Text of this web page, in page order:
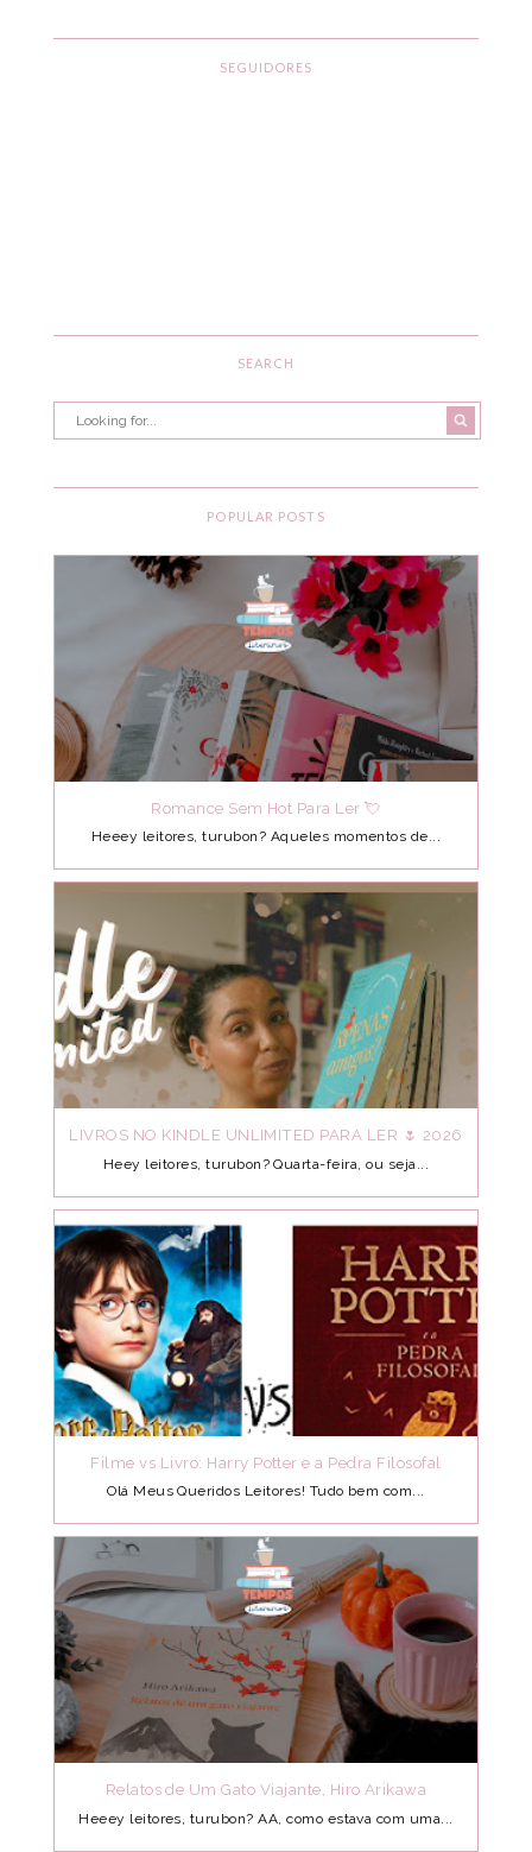
SEGUIDORES
SEARCH
POPULAR POSTS
Romance Sem Hot Para Ler 💘
Heeey leitores, turubon? Aqueles momentos de...
LIVROS NO KINDLE UNLIMITED PARA LER 🌷 2026
Heey leitores, turubon? Quarta-feira, ou seja...
Filme vs Livro: Harry Potter e a Pedra Filosofal
Olá Meus Queridos Leitores! Tudo bem com...
Relatos de Um Gato Viajante, Hiro Arikawa
Heeey leitores, turubon? AA, como estava com uma...